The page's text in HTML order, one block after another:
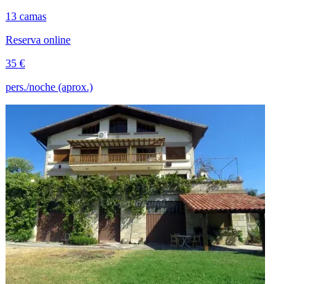
13 camas
Reserva online
35 €
pers./noche (aprox.)